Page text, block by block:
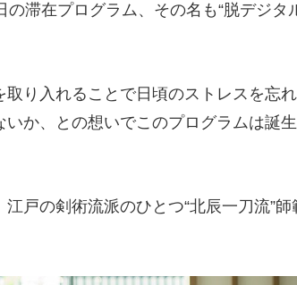
滞在プログラム、その名も“脱デジタ
り入れることで日頃のストレスを忘
か、との想いでこのプログラムは誕
戸の剣術流派のひとつ“北辰一刀流”師